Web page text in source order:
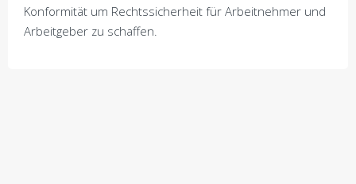
Konformität um Rechtssicherheit für Arbeitnehmer und
Arbeitgeber zu schaffen.